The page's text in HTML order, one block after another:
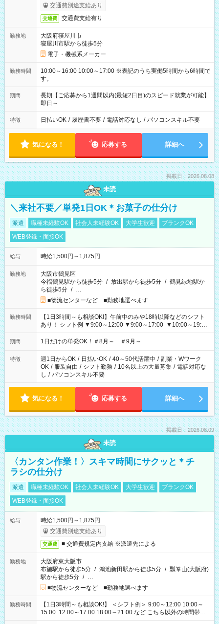
交通費別途支給あり
交通費 交通費支給有り
勤務地
大阪府寝屋川市
寝屋川市駅から徒歩5分
電子・機械系メーカー
勤務時間
10:00～16:00 10:00～17:00 ※表記のうち実働5時間から6時間で
す。
期間
長期【ご応募から1週間以内(最短2日目)のスピード就業が可能】
即日～
特徴 日払いOK / 履歴書不要 / 電話対応なし / パソコンスキル不要
気になる！ 応募する 詳細へ
掲載日：2026.08.08
未読
＼来社不要／単発1日OK＊お菓子の仕分け
派遣 職種未経験OK 社会人未経験OK 大学生歓迎
ブランクOK
WEB登録・面接OK
給与 時給1,500円～1,875円
勤務地
大阪市鶴見区
今福鶴見駅から徒歩5分 / 放出駅から徒歩5分 / 鶴見緑地駅か
ら徒歩5分 / …
■物流センターなど ■勤務地選べます
勤務時間
【1日3時間～も相談OK!】午前中のみや18時以降などのシフト
あり！ シフト例 ▼9:00～12:00 ▼9:00～17:00 ▼10:00～19:00
▼18:00～21:00
期間 1日だけの単発OK！＃8月～ ＃9月～
特徴 週1日からOK / 日払いOK / 40～50代活躍中 / 副業・Wワーク
OK / 服装自由 / シフト勤務 / 10名以上の大量募集 / 電話対応な
し / パソコンスキル不要
気になる！ 応募する 詳細へ
掲載日：2026.08.09
未読
〈カンタン作業！〉スキマ時間にサクッと＊チ
ラシの仕分け
派遣 職種未経験OK 社会人未経験OK 大学生歓迎
ブランクOK
WEB登録・面接OK
給与
時給1,500円～1,875円
交通費別途支給あり
交通費 ■ 交通費規定内支給 ※派遣先による
勤務地
大阪府東大阪市
布施駅から徒歩5分 / 鴻池新田駅から徒歩5分 / 瓢箪山(大阪府)
駅から徒歩5分 / …
■物流センターなど ■勤務地選べます
勤務時間
【1日3時間～も相談OK!】 ＜シフト例＞ 9:00～12:00 10:00～
15:00 12:00～17:00 18:00～21:00 など こちら以外の時間帯も
お気軽にご相談ください！